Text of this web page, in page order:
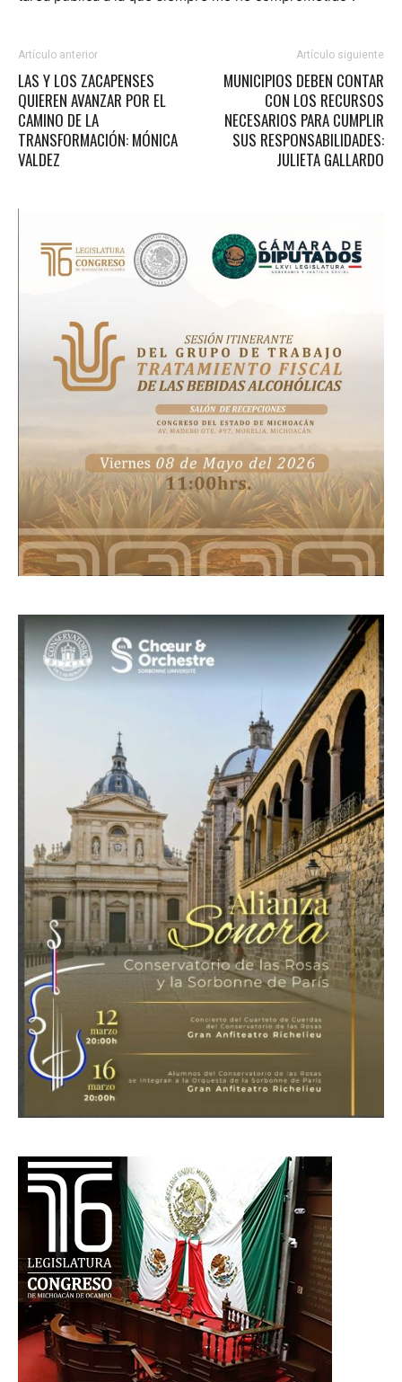
Artículo anterior
LAS Y LOS ZACAPENSES
QUIEREN AVANZAR POR EL
CAMINO DE LA
TRANSFORMACIÓN: MÓNICA
VALDEZ
Artículo siguiente
MUNICIPIOS DEBEN CONTAR
CON LOS RECURSOS
NECESARIOS PARA CUMPLIR
SUS RESPONSABILIDADES:
JULIETA GALLARDO